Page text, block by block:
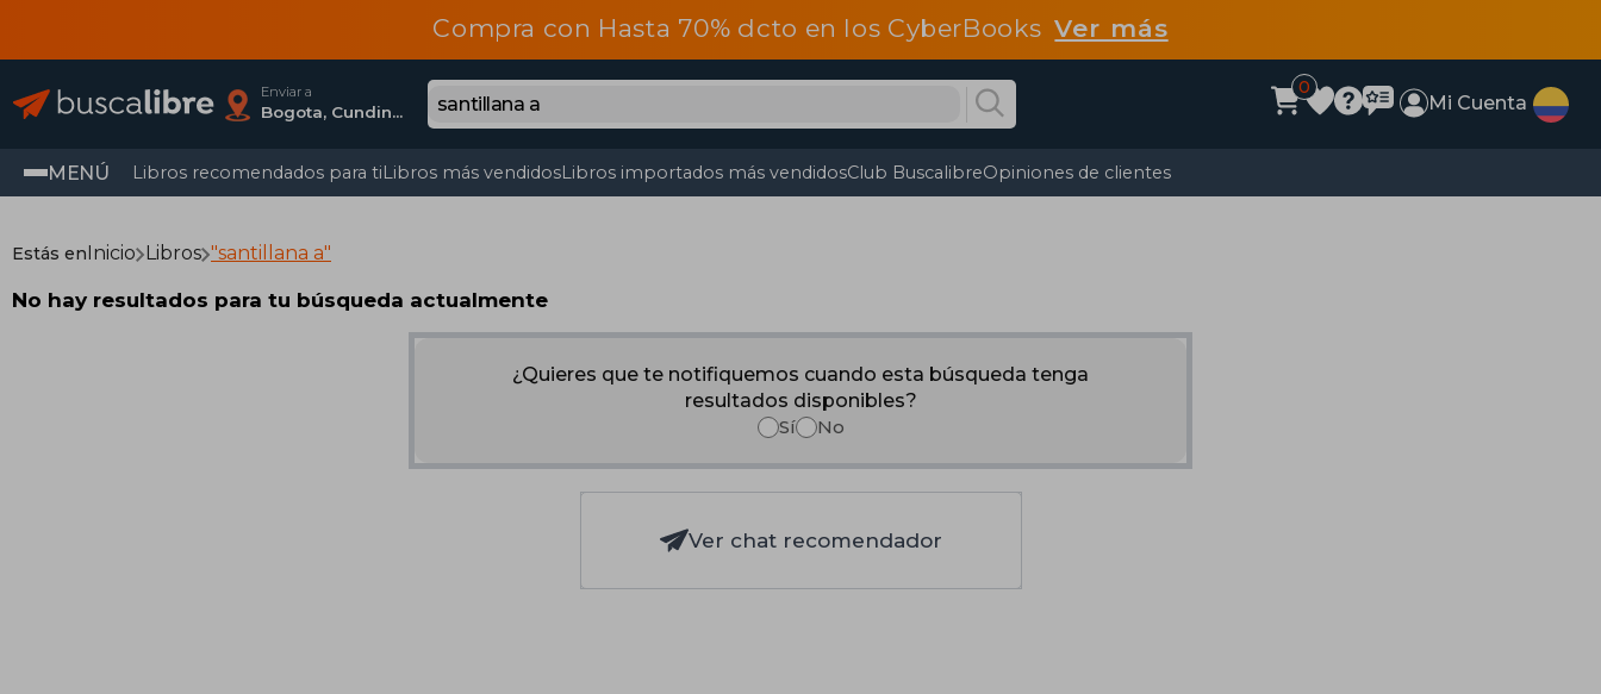
Compra con Hasta 70% dcto en los CyberBooksVer más
Enviar a
Bogota, Cundinamarca
0
Mi Cuenta
MENÚ Libros recomendados para tiLibros más vendidosLibros importados más vendidosClub BuscalibreOpiniones de clientes
Estás enInicio Libros "santillana a"
No hay resultados para tu búsqueda actualmente
¿Quieres que te notifiquemos cuando esta búsqueda tenga
resultados disponibles?
Sí
No
Ver chat recomendador